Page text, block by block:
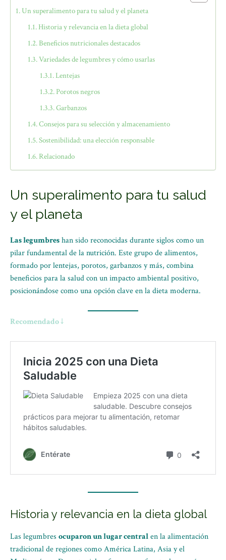
Un superalimento para tu salud y el planeta
Historia y relevancia en la dieta global
Beneficios nutricionales destacados
Variedades de legumbres y cómo usarlas
Lentejas
Porotos negros
Garbanzos
Consejos para su selección y almacenamiento
Sostenibilidad: una elección responsable
Relacionado
Un superalimento para tu salud
y el planeta
Las legumbreshan sido reconocidas durante siglos como un
pilar fundamental de la nutrición. Este grupo de alimentos,
formado por lentejas, porotos, garbanzos y más, combina
beneficios para la salud con un impacto ambiental positivo,
posicionándose como una opción clave en la dieta moderna.
Recomendado ↓
Historia y relevancia en la dieta global
Las legumbres ocuparon un lugar centralen la alimentación
tradicional de regiones como América Latina, Asia y el